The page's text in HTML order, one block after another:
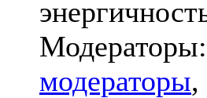
Модераторы:
модераторы,